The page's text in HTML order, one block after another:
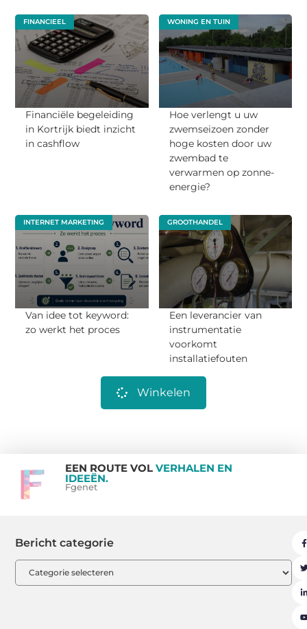
FINANCIEEL
Financiële begeleiding
in Kortrijk biedt inzicht
in cashflow
WONING EN TUIN
Hoe verlengt u uw
zwemseizoen zonder
hoge kosten door uw
zwembad te
verwarmen op zonne-
energie?
INTERNET MARKETING
Van idee tot keyword:
zo werkt het proces
GROOTHANDEL
Een leverancier van
instrumentatie
voorkomt
installatiefouten
Winkelen
EEN ROUTE VOL VERHALEN EN
IDEEËN.
Fgenet
Bericht categorie